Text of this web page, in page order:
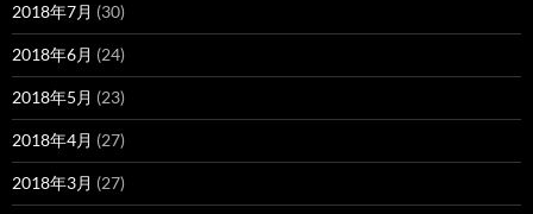
2018年7月 (30)
2018年6月 (24)
2018年5月 (23)
2018年4月 (27)
2018年3月 (27)